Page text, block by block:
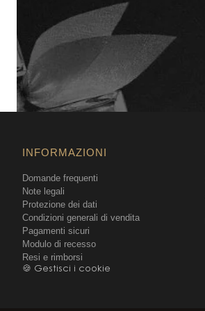
INFORMAZIONI
Domande frequenti
Note legali
Protezione dei dati
Condizioni generali di vendita
Pagamenti sicuri
Modulo di recesso
Resi e rimborsi
🍪 Gestisci i cookie